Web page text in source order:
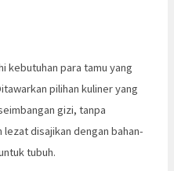
kebutuhan para tamu yang
pilihan kuliner yang
gizi, tanpa
disajikan dengan bahan-
tubuh.